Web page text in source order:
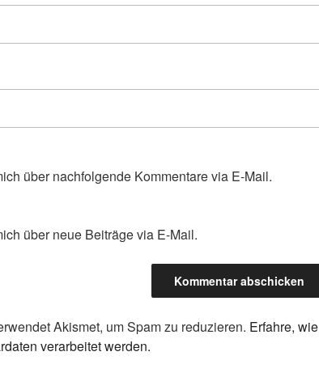
über nachfolgende Kommentare via E-Mail.
über neue Beiträge via E-Mail.
Akismet, um Spam zu reduzieren. Erfahre, wie
verarbeitet werden.